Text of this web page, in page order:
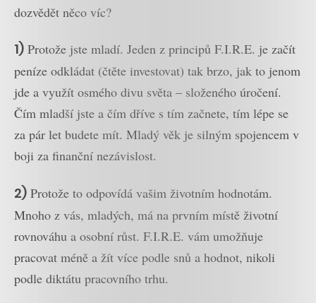
dozvědět něco víc?
1) Protože jste mladí. Jeden z principů F.I.R.E. je začít
peníze odkládat (čtěte investovat) tak brzo, jak to jenom
jde a využít osmého divu světa – složeného úročení.
Čím mladší jste a čím dříve s tím začnete, tím lépe se
za pár let budete mít. Mladý věk je silným spojencem v
boji za finanční nezávislost.
2) Protože to odpovídá vašim životním hodnotám.
Mnoho z vás, mladých, má na prvním místě životní
rovnováhu a osobní růst. F.I.R.E. vám umožňuje
pracovat méně a žít více podle snů a hodnot, nikoli
podle diktátu pracovního trhu.